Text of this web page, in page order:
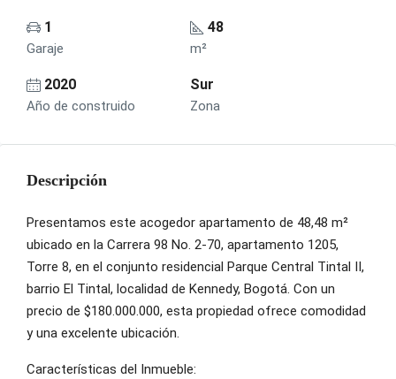
1
Garaje
48
m²
2020
Año de construido
Sur
Zona
Descripción
Presentamos este acogedor apartamento de 48,48 m²
ubicado en la Carrera 98 No. 2-70, apartamento 1205,
Torre 8, en el conjunto residencial Parque Central Tintal II,
barrio El Tintal, localidad de Kennedy, Bogotá. Con un
precio de $180.000.000, esta propiedad ofrece comodidad
y una excelente ubicación.
Características del Inmueble: